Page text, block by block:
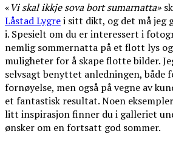
«Viskalikkjesovabort sumarnatta»
Låstad Lygrei sitt dikt, og det må jeg
i. Spesielt om du er interessert i
nemlig sommernatta på et flott lys
muligheter for å skape flotte bilder.
selvsagt benyttet anledningen, både
fornøyelse, men også på vegne av
et fantastisk resultat. Noen
litt inspirasjon finner du i galleriet
ønsker om en fortsatt god sommer.